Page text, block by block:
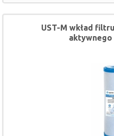
UST-M wkład
aktywnego